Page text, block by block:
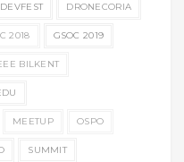
DEVFEST DRONECORIA
2018 GSOC 2019
BILKENT
MEETUP OSPO
SUMMIT